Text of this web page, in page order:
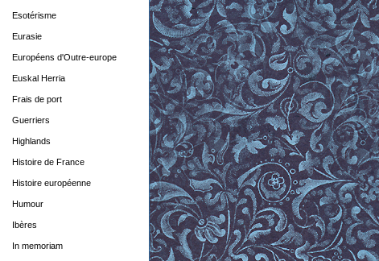
Esotérisme
Eurasie
Européens d'Outre-europe
Euskal Herria
Frais de port
Guerriers
Highlands
Histoire de France
Histoire européenne
Humour
Ibères
In memoriam